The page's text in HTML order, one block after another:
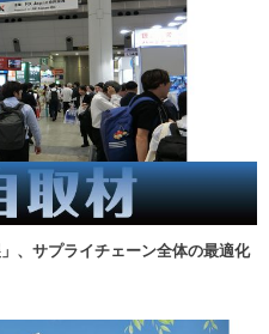
、サプライチェーン全体の最適化